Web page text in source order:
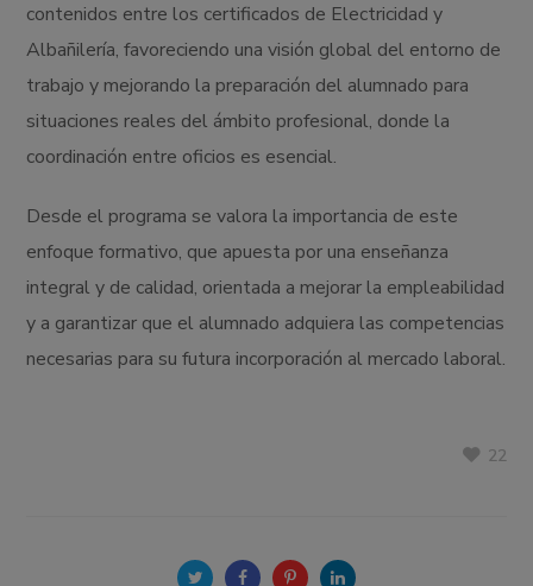
contenidos entre los certificados de Electricidad y
Albañilería, favoreciendo una visión global del entorno de
trabajo y mejorando la preparación del alumnado para
situaciones reales del ámbito profesional, donde la
coordinación entre oficios es esencial.
Desde el programa se valora la importancia de este
enfoque formativo, que apuesta por una enseñanza
integral y de calidad, orientada a mejorar la empleabilidad
y a garantizar que el alumnado adquiera las competencias
necesarias para su futura incorporación al mercado laboral.
22